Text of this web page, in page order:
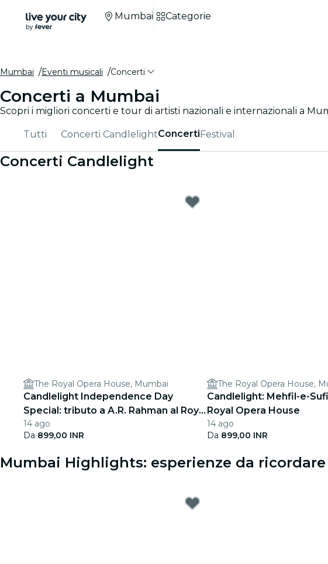
Mumbai Categorie
Mumbai Eventi musicali Concerti
Concerti a Mumbai
Scopri i migliori concerti e tour di artisti nazionali e internazionali a
Tutti Concerti CandlelightConcertiFestival
Concerti Candlelight
The Royal Opera House, Mumbai
Candlelight Independence Day
Special: tributo a A.R. Rahman al Royal
Opera House
14 ago
Da 899,00 INR
The Royal Opera House,
Candlelight: Mehfil-e-
Royal Opera House
14 ago
Da 899,00 INR
Mumbai Highlights: esperienze da ricordare